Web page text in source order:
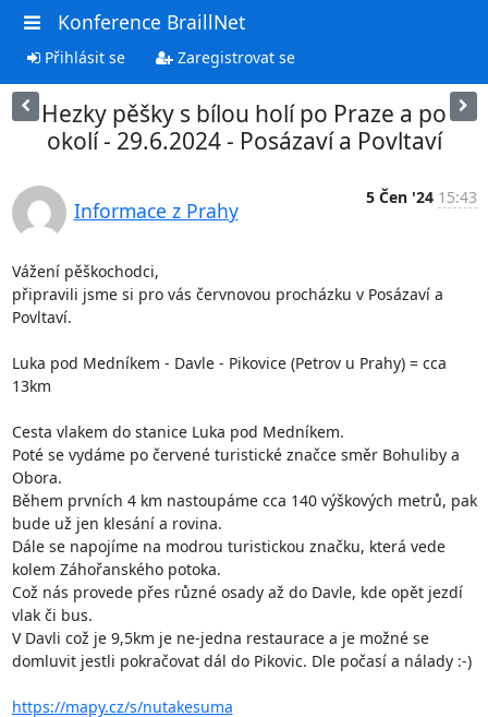
Konference BraillNet
Přihlásit se Zaregistrovat se
Hezky pěšky s bílou holí po Praze a po
okolí - 29.6.2024 - Posázaví a Povltaví
Informace z Prahy
5 Čen '24 15:43
Vážení pěškochodci,
připravili jsme si pro vás červnovou procházku v Posázaví a
Povltaví.
Luka pod Medníkem - Davle - Pikovice (Petrov u Prahy) = cca
13km
Cesta vlakem do stanice Luka pod Medníkem.
Poté se vydáme po červené turistické značce směr Bohuliby a
Obora.
Během prvních 4 km nastoupáme cca 140 výškových metrů, pak
bude už jen klesání a rovina.
Dále se napojíme na modrou turistickou značku, která vede
kolem Záhořanského potoka.
Což nás provede přes různé osady až do Davle, kde opět jezdí
vlak či bus.
V Davli což je 9,5km je ne-jedna restaurace a je možné se
domluvit jestli pokračovat dál do Pikovic. Dle počasí a nálady :-)
https://mapy.cz/s/nutakesuma